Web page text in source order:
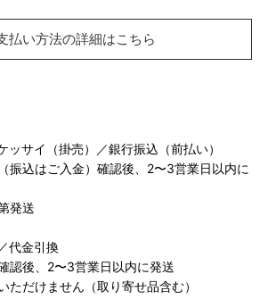
払い方法の詳細はこちら
サイ（掛売）／銀行振込（前払い）
振込はご入金）確認後、2〜3営業日以内に
発送
代金引換
認後、2〜3営業日以内に発送
ただけません（取り寄せ品含む）